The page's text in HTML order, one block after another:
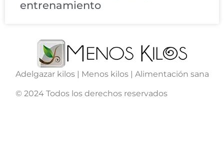
entrenamiento
Adelgazar kilos | Menos kilos | Alimentación sana
© 2024 Todos los derechos reservados